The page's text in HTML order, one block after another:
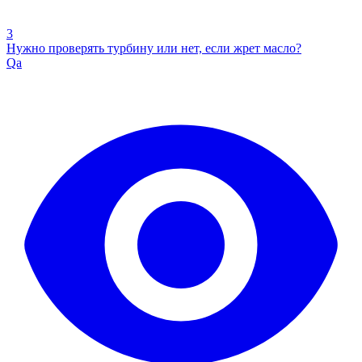
3
Нужно проверять турбину или нет, если жрет масло?
Qa